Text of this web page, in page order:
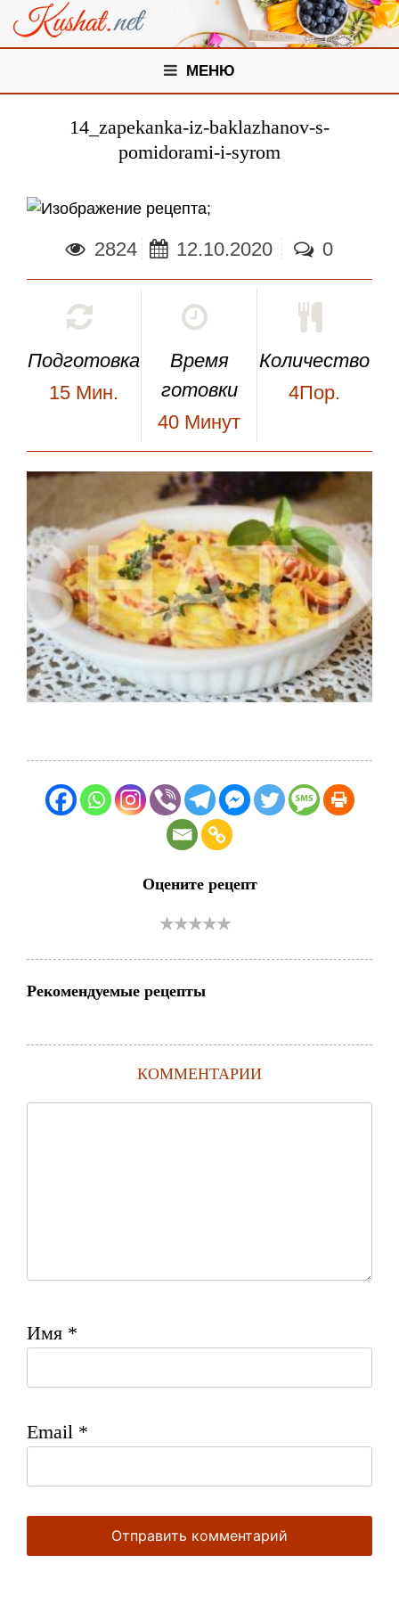
МЕНЮ
14_zapekanka-iz-baklazhanov-s-
pomidorami-i-syrom
;
2824 12.10.2020 0
Подготовка
15 Мин.
Время
готовки
40 Минут
Количество
4Пор.
Оцените рецепт
Рекомендуемые рецепты
КОММЕНТАРИИ
Имя *
Email *